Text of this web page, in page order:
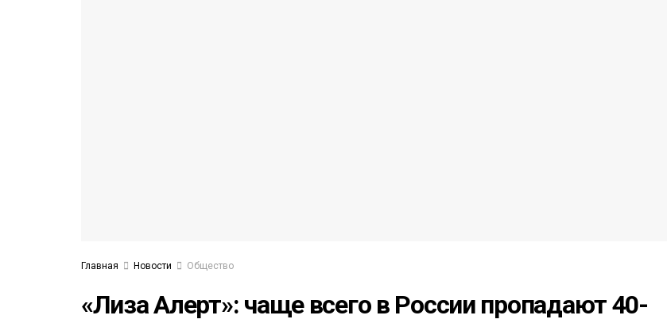
Главная Новости Общество
«Лиза Алерт»: чаще всего в России пропадают 40-